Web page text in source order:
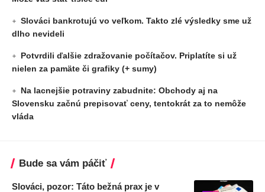
Slováci bankrotujú vo veľkom. Takto zlé výsledky sme už
dlho nevideli
Potvrdili ďalšie zdražovanie počítačov. Priplatíte si už
nielen za pamäte či grafiky (+ sumy)
Na lacnejšie potraviny zabudnite: Obchody aj na
Slovensku začnú prepisovať ceny, tentokrát za to nemôže
vláda
Bude sa vám páčiť
Slováci, pozor: Táto bežná prax je v